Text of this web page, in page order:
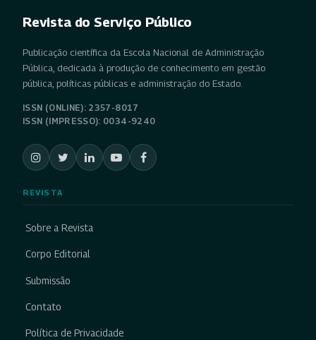
Revista do Serviço Público
Publicação científica da Escola Nacional de Administração
Pública, dedicada à produção de conhecimento em gestão
pública, políticas públicas e administração do Estado.
ISSN (ONLINE): 2357-8017
ISSN (IMPRESSO): 0034-9240
REVISTA
Sobre a Revista
Corpo Editorial
Submissão
Contato
Política de Privacidade